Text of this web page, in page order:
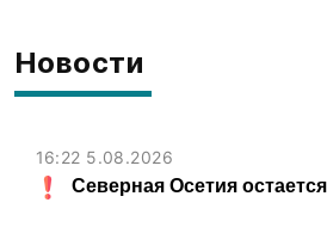
Новости
16:22 5.08.2026
Северная Осетия